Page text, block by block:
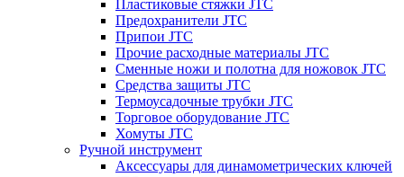
Пластиковые стяжки JTC
Предохранители JTC
Припои JTC
Прочие расходные материалы JTC
Сменные ножи и полотна для ножовок JTC
Средства защиты JTC
Термоусадочные трубки JTC
Торговое оборудование JTC
Хомуты JTC
Ручной инструмент
Аксессуары для динамометрических ключей